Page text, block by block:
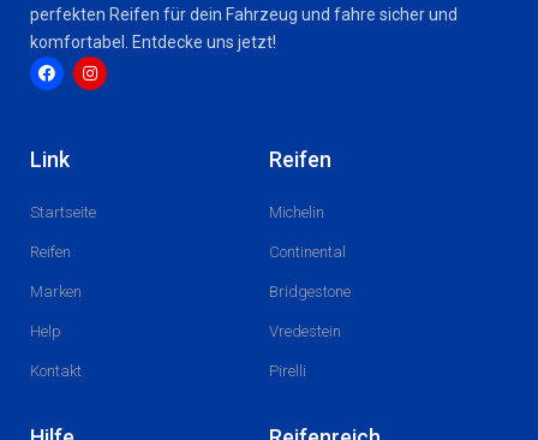
perfekten Reifen für dein Fahrzeug und fahre sicher und
komfortabel. Entdecke uns jetzt!
c
e
o r
Link
Startseite
Reifen
Marken
Help
Kontakt
Reifen
Michelin
Continental
Bridgestone
Vredestein
Pirelli